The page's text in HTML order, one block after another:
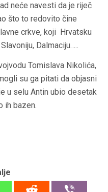
neće navesti da je riječ
što to redovito čine
crkve, koji Hrvatsku
Dalmaciju…..
Tomislava Nikolića,
su ga pitati da objasni
u selu Antin ubio desetak
ih bazen.